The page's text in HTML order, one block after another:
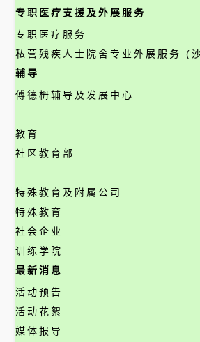
专职医疗支援及外展服务
专职医疗服务
私营残疾人士院舍专业外展服务 (
辅导
傅德枬辅导及发展中心
教育
社区教育部
特殊教育及附属公司
特殊教育
社会企业
训练学院
最新消息
活动预告
活动花絮
媒体报导